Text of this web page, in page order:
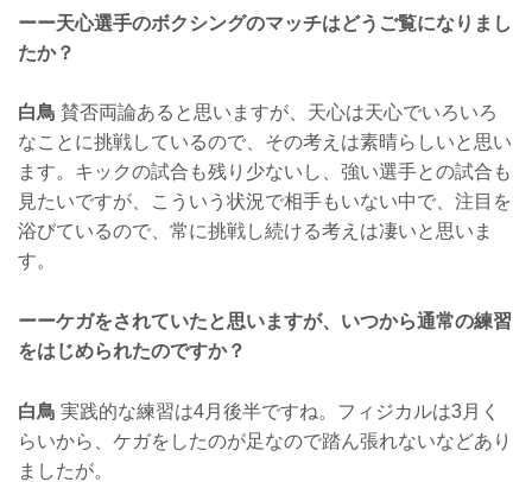
ーー天心選手のボクシングのマッチはどうご覧になりまし
たか？
白鳥 賛否両論あると思いますが、天心は天心でいろいろ
なことに挑戦しているので、その考えは素晴らしいと思い
ます。キックの試合も残り少ないし、強い選手との試合も
見たいですが、こういう状況で相手もいない中で、注目を
浴びているので、常に挑戦し続ける考えは凄いと思いま
す。
ーーケガをされていたと思いますが、いつから通常の練習
をはじめられたのですか？
白鳥 実践的な練習は4月後半ですね。フィジカルは3月く
らいから、ケガをしたのが足なので踏ん張れないなどあり
ましたが。